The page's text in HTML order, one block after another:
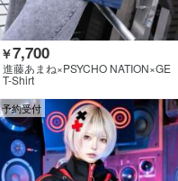
￥7,700
進藤あまね×PSYCHO NATION×GE
KIROCK CLOTHING
T-Shirt
予約受付